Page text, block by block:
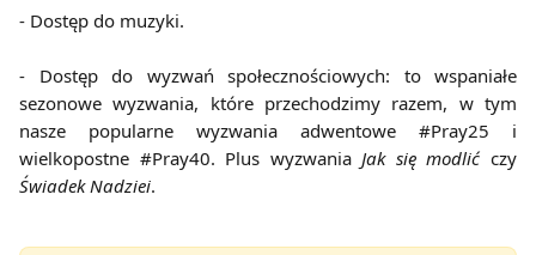
- Dostęp do muzyki.
- Dostęp do wyzwań społecznościowych: to wspaniałe
sezonowe wyzwania, które przechodzimy razem, w tym
nasze popularne wyzwania adwentowe #Pray25 i
wielkopostne #Pray40. Plus wyzwania Jak się modlić czy
Świadek Nadziei.